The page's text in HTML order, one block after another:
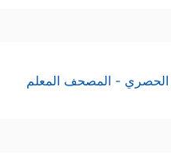
الحصري - المصحف المعلم